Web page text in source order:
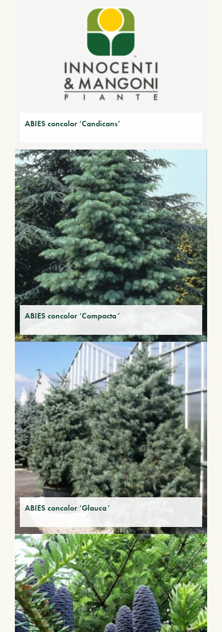
ABIES concolor ‘Candicans’
ABIES concolor ‘Compacta’
ABIES concolor ‘Glauca’